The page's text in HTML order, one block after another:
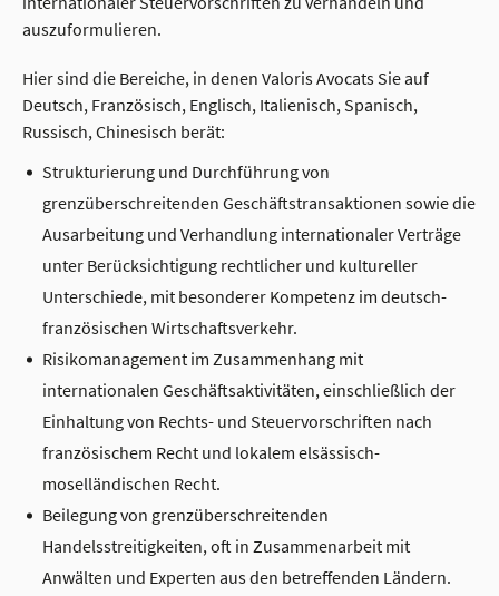
auszuformulieren.
Hier sind die Bereiche, in denen Valoris Avocats Sie auf
Deutsch, Französisch, Englisch, Italienisch, Spanisch,
Russisch, Chinesisch berät:
Strukturierung und Durchführung von
grenzüberschreitenden Geschäftstransaktionen sowie die
Ausarbeitung und Verhandlung internationaler Verträge
unter Berücksichtigung rechtlicher und kultureller
Unterschiede, mit besonderer Kompetenz im deutsch-
französischen Wirtschaftsverkehr.
Risikomanagement im Zusammenhang mit
internationalen Geschäftsaktivitäten, einschließlich der
Einhaltung von Rechts- und Steuervorschriften nach
französischem Recht und lokalem elsässisch-
moselländischen Recht.
Beilegung von grenzüberschreitenden
Handelsstreitigkeiten, oft in Zusammenarbeit mit
Anwälten und Experten aus den betreffenden Ländern.